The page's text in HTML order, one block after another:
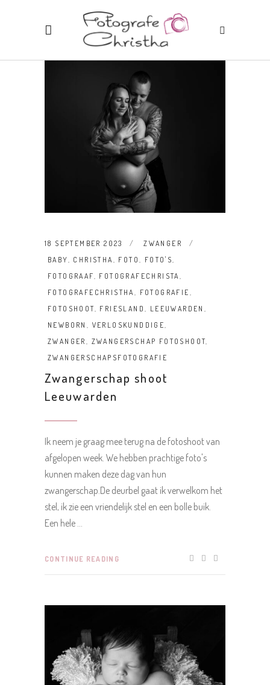
18 SEPTEMBER 2023
ZWANGER
BABY, CHRISTHA, FOTO, FOTO'S,
FOTOGRAAF, FOTOGRAFECHRISTA,
FOTOGRAFECHRISTHA, FOTOGRAFIE ,
FOTOSHOOT, FRIESLAND, LEEUWARDEN ,
NEWBORN , VERLOSKUNDDIGE,
ZWANGER , ZWANGERSCHAP FOTOSHOOT,
ZWANGERSCHAPSFOTOGRAFIE
Zwangerschap shoot
Leeuwarden
Ik neem je graag mee terug na de fotoshoot van
afgelopen week. We hebben prachtige foto's
kunnen maken deze dag van hun
zwangerschap.De deurbel gaat ik verwelkom het
stel, ik zie een vriendelijk stel en een bolle buik.
Een hele
CONTINUE READING